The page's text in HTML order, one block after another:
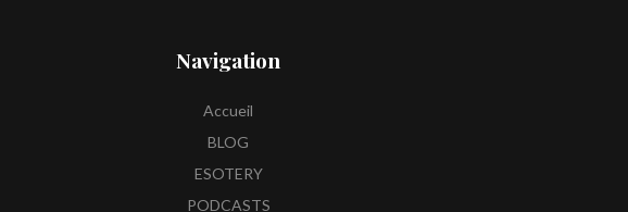
Navigation
Accueil
BLOG
ESOTERY
PODCASTS